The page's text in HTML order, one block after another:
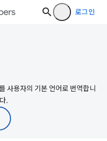
로그인
사용자의 기본 언어로 번역합니
.